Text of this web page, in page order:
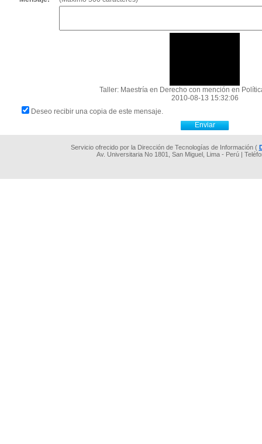
Taller: Maestría en Derecho con mención en
2010-08-13 15:32:06
Deseo recibir una copia de este mensaje.
Servicio ofrecido por la Dirección de Tecnologías de Información (
Av. Universitaria No 1801, San Miguel, Lima - Perú |